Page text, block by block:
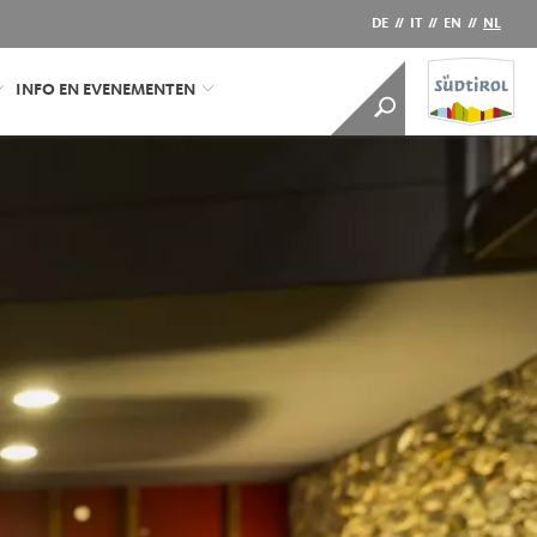
DE // IT // EN // NL
INFO EN EVENEMENTEN